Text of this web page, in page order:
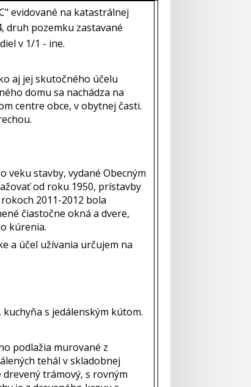
evidované na katastrálnej
druh pozemku zastavané
v 1/1 - ine.
aj jej skutočného účelu
domu sa nachádza na
centre obce, v obytnej časti.
veku stavby, vydané Obecným
od roku 1950, prístavby
2011-2012 bola
čiastočne okná a dvere,
kúrenia.
a účel užívania určujem na
s jedálenským kútom.
podlažia murované z
tehál v skladobnej
trámový, s rovným